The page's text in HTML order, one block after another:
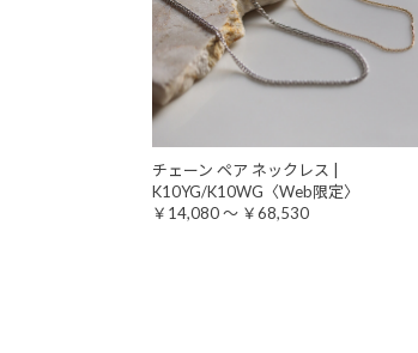
チェーン ペア ネックレス |
K10YG/K10WG〈Web限定〉
￥14,080 ～ ￥68,530